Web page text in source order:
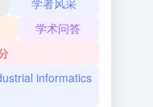
学者风采
学术问答
informatics